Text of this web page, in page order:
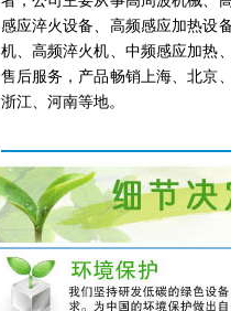
感应淬火设备、高频感应加热设
机、高频淬火机、中频感应加热
售后服务，产品畅销上海、北京
浙江、河南等地。